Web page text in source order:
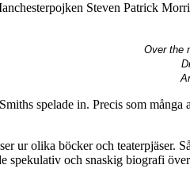
Steven Patrick
Over the
spelade in. Precis som
ur olika böcker och
spekulativ och snaskig biografi